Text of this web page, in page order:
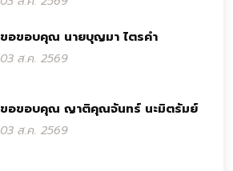
ขอขอบคุณ นายบุญมา ไตรคำ
03 ส.ค. 2569
ขอขอบคุณ ญาติคุณจันทร์ นะมิตรัมย์
03 ส.ค. 2569